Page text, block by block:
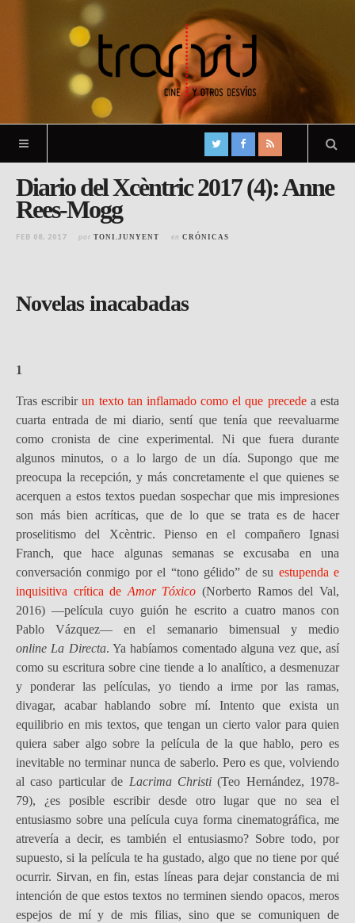
Diario del Xcèntric 2017 (4): Anne
Rees-Mogg
FEB 08, 2017 por TONI.JUNYENT en CRÓNICAS
Novelas inacabadas
1
Tras escribirun texto tan inflamado como el que precedea esta
cuarta entrada de mi diario, sentí que tenía que reevaluarme
como cronista de cine experimental. Ni que fuera durante
algunos minutos, o a lo largo de un día. Supongo que me
preocupa la recepción, y más concretamente el que quienes se
acerquen a estos textos puedan sospechar que mis impresiones
son más bien acríticas, que de lo que se trata es de hacer
proselitismo del Xcèntric. Pienso en el compañero Ignasi
Franch, que hace algunas semanas se excusaba en una
conversación conmigo por el “tono gélido” de su estupenda e
inquisitiva crítica de Amor Tóxico (Norberto Ramos del Val,
2016) —película cuyo guión he escrito a cuatro manos con
Pablo Vázquez— en el semanario bimensual y medio
online La Directa. Ya habíamos comentado alguna vez que, así
como su escritura sobre cine tiende a lo analítico, a desmenuzar
y ponderar las películas, yo tiendo a irme por las ramas,
divagar, acabar hablando sobre mí. Intento que exista un
equilibrio en mis textos, que tengan un cierto valor para quien
quiera saber algo sobre la película de la que hablo, pero es
inevitable no terminar nunca de saberlo. Pero es que, volviendo
al caso particular de Lacrima Christi(Teo Hernández, 1978-
79), ¿es posible escribir desde otro lugar que no sea el
entusiasmo sobre una película cuya forma cinematográfica, me
atrevería a decir, es también el entusiasmo? Sobre todo, por
supuesto, si la película te ha gustado, algo que no tiene por qué
ocurrir. Sirvan, en fin, estas líneas para dejar constancia de mi
intención de que estos textos no terminen siendo opacos, meros
espejos de mí y de mis filias, sino que se comuniquen de